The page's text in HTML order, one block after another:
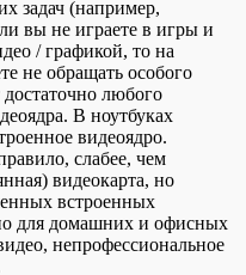
задач (например,
вы не играете в игры и
/ графикой, то на
не обращать особого
любого
В ноутбуках
видеоядро.
слабее, чем
видеокарта, но
встроенных
для домашних и офисных
непрофессиональное